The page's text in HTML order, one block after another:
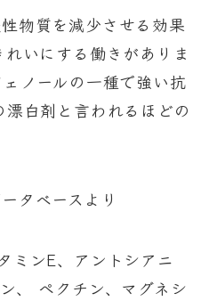
物質を減少させる効果
いにする働きがありま
ノールの一種で強い抗
白剤と言われるほどの
タベースより
ミンE、アントシアニ
、 ペクチン、マグネシ